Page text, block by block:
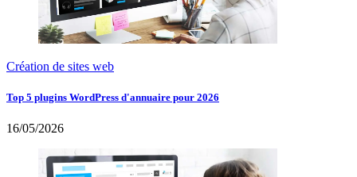
Création de sites web
Top 5 plugins WordPress d'annuaire pour 2026
16/05/2026